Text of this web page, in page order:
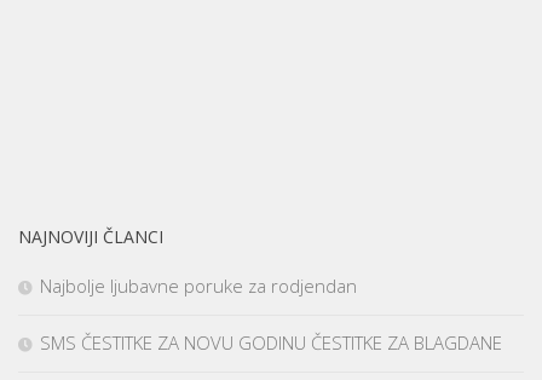
NAJNOVIJI ČLANCI
Najbolje ljubavne poruke za rodjendan
SMS ČESTITKE ZA NOVU GODINU ČESTITKE ZA BLAGDANE